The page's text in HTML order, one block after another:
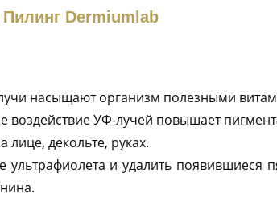
Dermiumlab
насыщают организм полезными
воздействие УФ-лучей повышает
декольте, руках.
и удалить появившиеся